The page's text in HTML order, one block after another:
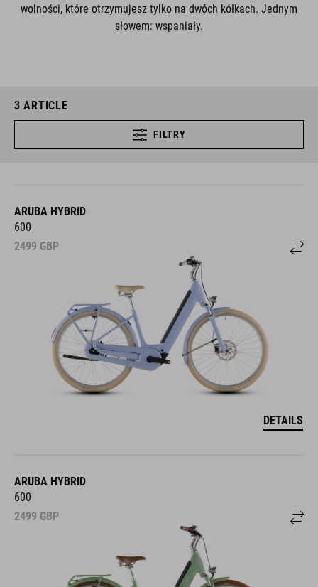
wolności, które otrzymujesz tylko na dwóch kółkach. Jednym
słowem: wspaniały.
3 ARTICLE
FILTRY
ARUBA HYBRID
600
2499 GBP
DETAILS
ARUBA HYBRID
600
2499 GBP